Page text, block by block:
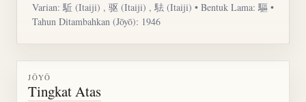
Varian: 駈 (Itaiji) , 驱 (Itaiji) , 䮃 (Itaiji) • Bentuk Lama: 驅 •
Tahun Ditambahkan (Jōyō): 1946
JŌYŌ
Tingkat Atas